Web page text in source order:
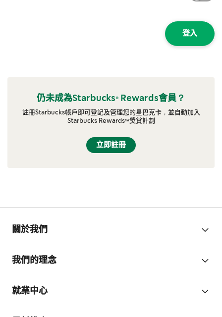
登入
仍未成為Starbucks® Rewards會員？
註冊Starbucks帳戶即可登記及管理您的星巴克卡，並自動加入
Starbucks Rewards™獎賞計劃
立即註冊
關於我們
我們的理念
就業中心